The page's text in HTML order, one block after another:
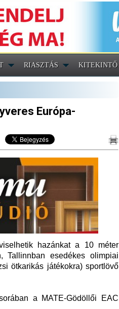
RIASZTÁS KITEKINTŐ
Európa-
hazánkat a 10 méter
Tallinnban esedékes olimpiai
ötkarikás játékokra) sportlövő
a MATE-Gödöllői EAC